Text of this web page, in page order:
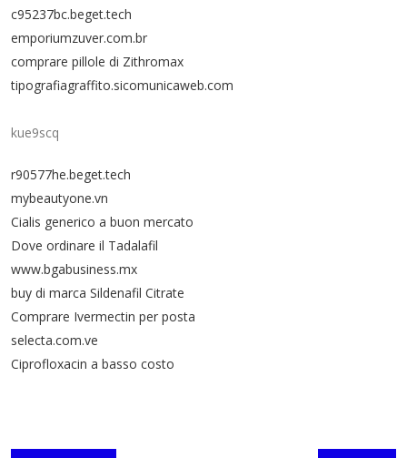
c95237bc.beget.tech
emporiumzuver.com.br
comprare pillole di Zithromax
tipografiagraffito.sicomunicaweb.com
kue9scq
r90577he.beget.tech
mybeautyone.vn
Cialis generico a buon mercato
Dove ordinare il Tadalafil
www.bgabusiness.mx
buy di marca Sildenafil Citrate
Comprare Ivermectin per posta
selecta.com.ve
Ciprofloxacin a basso costo